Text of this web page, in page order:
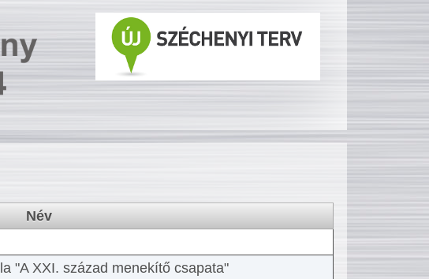
Név
"A XXI. század menekítő csapata"